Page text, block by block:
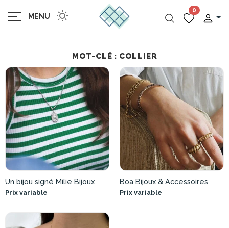
MENU
0
MOT-CLÉ : COLLIER
Un bijou signé Milie Bijoux
Prix variable
Boa Bijoux & Accessoires
Prix variable